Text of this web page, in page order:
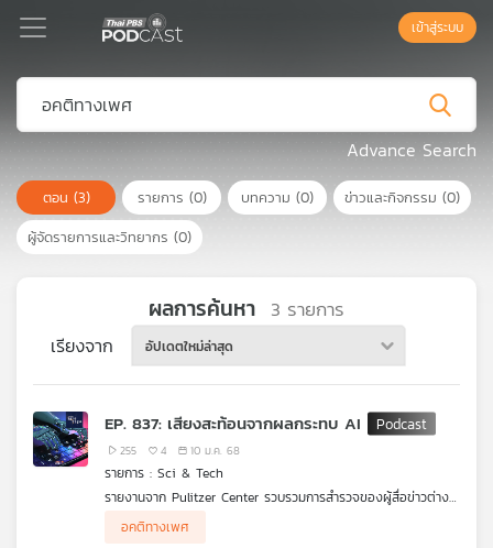
Podcast
เพล
ย์
ลิ
เพล
สต์
เข้าสู่ระบบ
Advance Search
ตอน (3) รายการ (0) บทความ (0) ข่าวและกิจกรรม (0)
ผู้จัดรายการและวิทยากร (0)
ผลการค้นหา 3 รายการ
เรียงจาก อัปเดตใหม่ล่าสุด
EP. 837: เสียงสะท้อนจากผลกระทบ AI
255 4 10 ม.ค. 68
รายการ : Sci & Tech
รายงานจาก Pulitzer Center รวบรวมการสำรวจของผู้สื่อข่าวต่าง
ประเทศเกี่ยวกับผลกระทบของการพัฒนา AI ที่สะเทือนต่อการทำงาน
ของกลุ่มต่าง ๆ เช่น การใช้ข้อมูล แรงงาน สิทธิมนุษยชน อคติทาง
อคติทางเพศ